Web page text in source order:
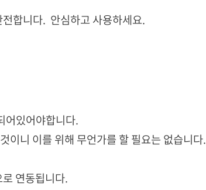
합니다. 안심하고 사용하세요.
어있어야합니다.
이니 이를 위해 무언가를 할 필요는 없습니다.
연동됩니다.